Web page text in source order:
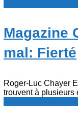
Magazine
mal: Fierté
Roger-Luc Chayer
trouvent à plusieurs